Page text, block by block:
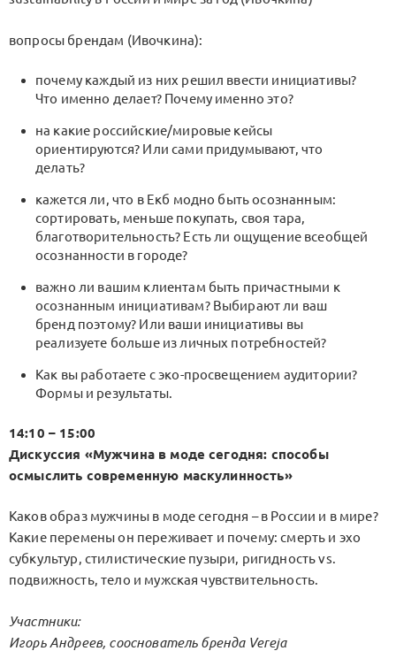
вопросы брендам (Ивочкина):
почему каждый из них решил ввести инициативы?
Что именно делает? Почему именно это?
на какие российские/мировые кейсы
ориентируются? Или сами придумывают, что
делать?
кажется ли, что в Екб модно быть осознанным:
сортировать, меньше покупать, своя тара,
благотворительность? Есть ли ощущение всеобщей
осознанности в городе?
важно ли вашим клиентам быть причастными к
осознанным инициативам? Выбирают ли ваш
бренд поэтому? Или ваши инициативы вы
реализуете больше из личных потребностей?
Как вы работаете с эко-просвещением аудитории?
Формы и результаты.
14:10 – 15:00
Дискуссия «Мужчина в моде сегодня: способы
осмыслить современную маскулинность»
Каков образ мужчины в моде сегодня – в России и в мире?
Какие перемены он переживает и почему: смерть и эхо
субкультур, стилистические пузыри, ригидность vs.
подвижность, тело и мужская чувствительность.
Участники:
Игорь Андреев, сооснователь бренда Vereja